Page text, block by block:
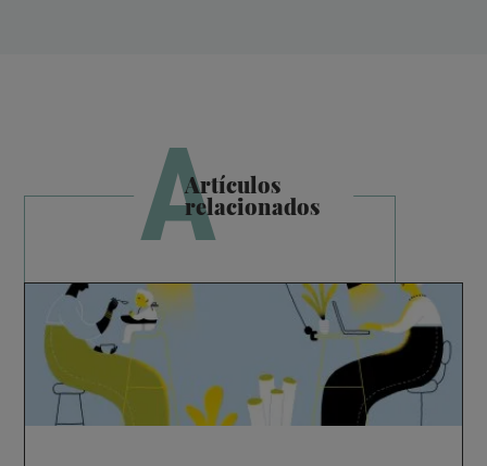
AArtículos
relacionados